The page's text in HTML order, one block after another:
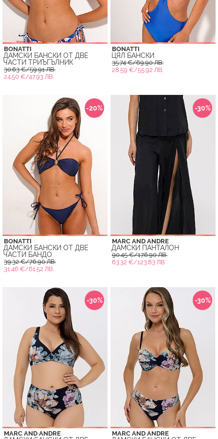
BONATTI
ДАМСКИ БАНСКИ ОТ ДВЕ
ЧАСТИ ТРИЪГЪЛНИК
30.63 €/59.91 ЛВ.
24.50 €/47.93 ЛВ.
BONATTI
ЦЯЛ БАНСКИ
35.74 €/69.90 ЛВ.
28.59 €/55.92 ЛВ.
-20%
BONATTI
ДАМСКИ БАНСКИ ОТ ДВЕ
ЧАСТИ БАНДО
39.32 €/76.90 ЛВ.
31.46 €/61.52 ЛВ.
-30%
MARC AND ANDRE
ДАМСКИ ПАНТАЛОН
90.45 €/176.90 ЛВ.
63.32 €/123.83 ЛВ.
-30%
MARC AND ANDRE
-30%
MARC AND ANDRE